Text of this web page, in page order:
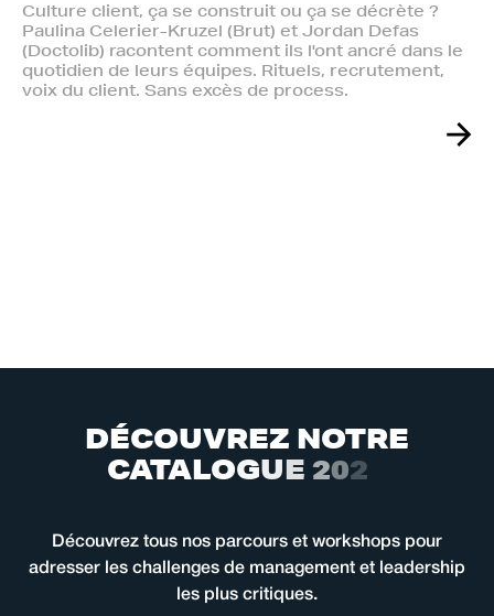
Culture client, ça se construit ou ça se décrète ?
Paulina Celerier-Kruzel (Brut) et Jordan Defas
(Doctolib) racontent comment ils l'ont ancré dans le
quotidien de leurs équipes. Rituels, recrutement,
voix du client. Sans excès de process.
DÉCOUVREZ NOTRE
CATALOGUE 202
Découvrez tous nos parcours et workshops pour
adresser les challenges de management et leadership
les plus critiques.